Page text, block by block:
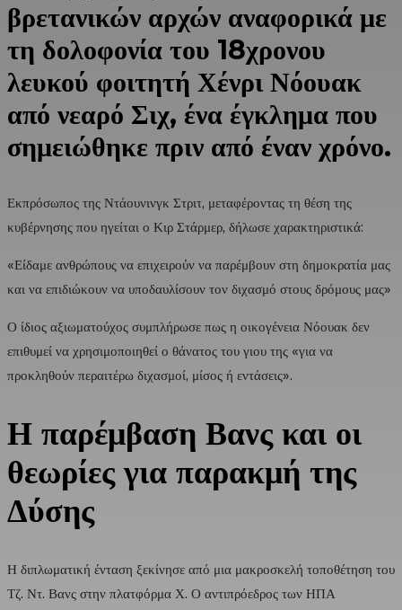
βρετανικών αρχών αναφορικά με
τη δολοφονία του 18χρονου
λευκού φοιτητή Χένρι Νόουακ
από νεαρό Σιχ, ένα έγκλημα που
σημειώθηκε πριν από έναν χρόνο.
Εκπρόσωπος της Ντάουνινγκ Στριτ, μεταφέροντας τη θέση της
κυβέρνησης που ηγείται ο Κιρ Στάρμερ, δήλωσε χαρακτηριστικά:
«Είδαμε ανθρώπους να επιχειρούν να παρέμβουν στη δημοκρατία μας
και να επιδιώκουν να υποδαυλίσουν τον διχασμό στους δρόμους μας»
Ο ίδιος αξιωματούχος συμπλήρωσε πως η οικογένεια Νόουακ δεν
επιθυμεί να χρησιμοποιηθεί ο θάνατος του γιου της «για να
προκληθούν περαιτέρω διχασμοί, μίσος ή εντάσεις».
Η παρέμβαση Βανς και οι
θεωρίες για παρακμή της
Δύσης
Η διπλωματική ένταση ξεκίνησε από μια μακροσκελή τοποθέτηση του
Τζ. Ντ. Βανς στην πλατφόρμα Χ. Ο αντιπρόεδρος των ΗΠΑ